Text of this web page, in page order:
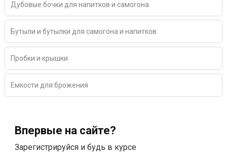
Дубовые бочки для напитков и самогона
Бутыли и бутылки для самогона и напитков
Пробки и крышки
Емкости для брожения
Впервые на сайте?
Зарегистрируйся и будь в курсе